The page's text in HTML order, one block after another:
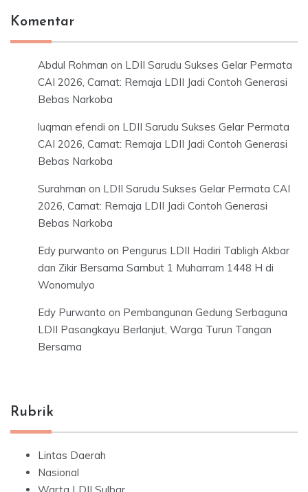
Komentar
Abdul Rohman on LDII Sarudu Sukses Gelar Permata
CAI 2026, Camat: Remaja LDII Jadi Contoh Generasi
Bebas Narkoba
luqman efendi on LDII Sarudu Sukses Gelar Permata
CAI 2026, Camat: Remaja LDII Jadi Contoh Generasi
Bebas Narkoba
Surahman on LDII Sarudu Sukses Gelar Permata CAI
2026, Camat: Remaja LDII Jadi Contoh Generasi
Bebas Narkoba
Edy purwanto on Pengurus LDII Hadiri Tabligh Akbar
dan Zikir Bersama Sambut 1 Muharram 1448 H di
Wonomulyo
Edy Purwanto on Pembangunan Gedung Serbaguna
LDII Pasangkayu Berlanjut, Warga Turun Tangan
Bersama
Rubrik
Lintas Daerah
Nasional